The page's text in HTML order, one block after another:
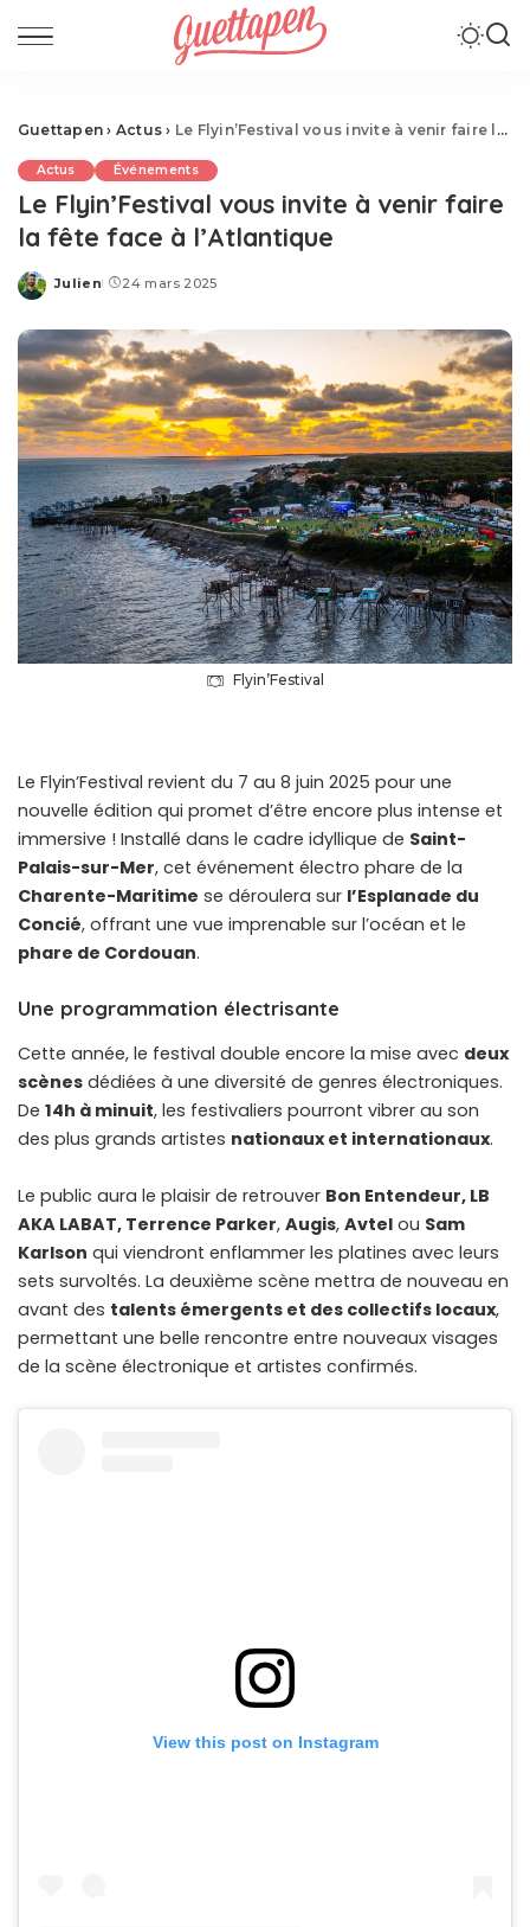
Guettapen › Actus › Le Flyin’Festival vous invite à venir faire la fête face à l’Atlantique
Actus Événements
Le Flyin’Festival vous invite à venir faire
la fête face à l’Atlantique
Posted
Julien 24 mars 2025
Flyin’Festival
Le Flyin’Festival revient du 7 au 8 juin 2025 pour une
nouvelle édition qui promet d’être encore plus intense et
immersive ! Installé dans le cadre idyllique de Saint-
Palais-sur-Mer, cet événement électro phare de la
Charente-Maritime se déroulera sur l’Esplanade du
Concié, offrant une vue imprenable sur l’océan et le
phare de Cordouan.
Une programmation électrisante
Cette année, le festival double encore la mise avec deux
scènes dédiées à une diversité de genres électroniques.
De 14h à minuit, les festivaliers pourront vibrer au son
des plus grands artistes nationaux et internationaux.
Le public aura le plaisir de retrouver Bon Entendeur, LB
AKA LABAT, Terrence Parker, Augis, Avtel ou Sam
Karlson qui viendront enflammer les platines avec leurs
sets survoltés. La deuxième scène mettra de nouveau en
avant des talents émergents et des collectifs locaux,
permettant une belle rencontre entre nouveaux visages
de la scène électronique et artistes confirmés.
View this post on Instagram